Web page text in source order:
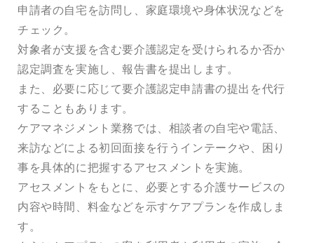
申請者の自宅を訪問し、家庭環境や身体状況などを
チェック。
対象者が支援を含む要介護認定を受けられるか否か
認定調査を実施し、報告書を提出します。
また、必要に応じて要介護認定申請書の提出を代行
することもあります。
ケアマネジメント業務では、相談者の自宅や電話、
来訪などによる初回面接を行うインテークや、困り
事を具体的に把握するアセスメントを実施。
アセスメントをもとに、必要とする介護サービスの
内容や時間、料金などを示すケアプランを作成しま
す。